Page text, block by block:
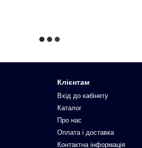
Клієнтам
Вхід до кабінету
Каталог
Про нас
Оплата і доставка
Контактна інформація